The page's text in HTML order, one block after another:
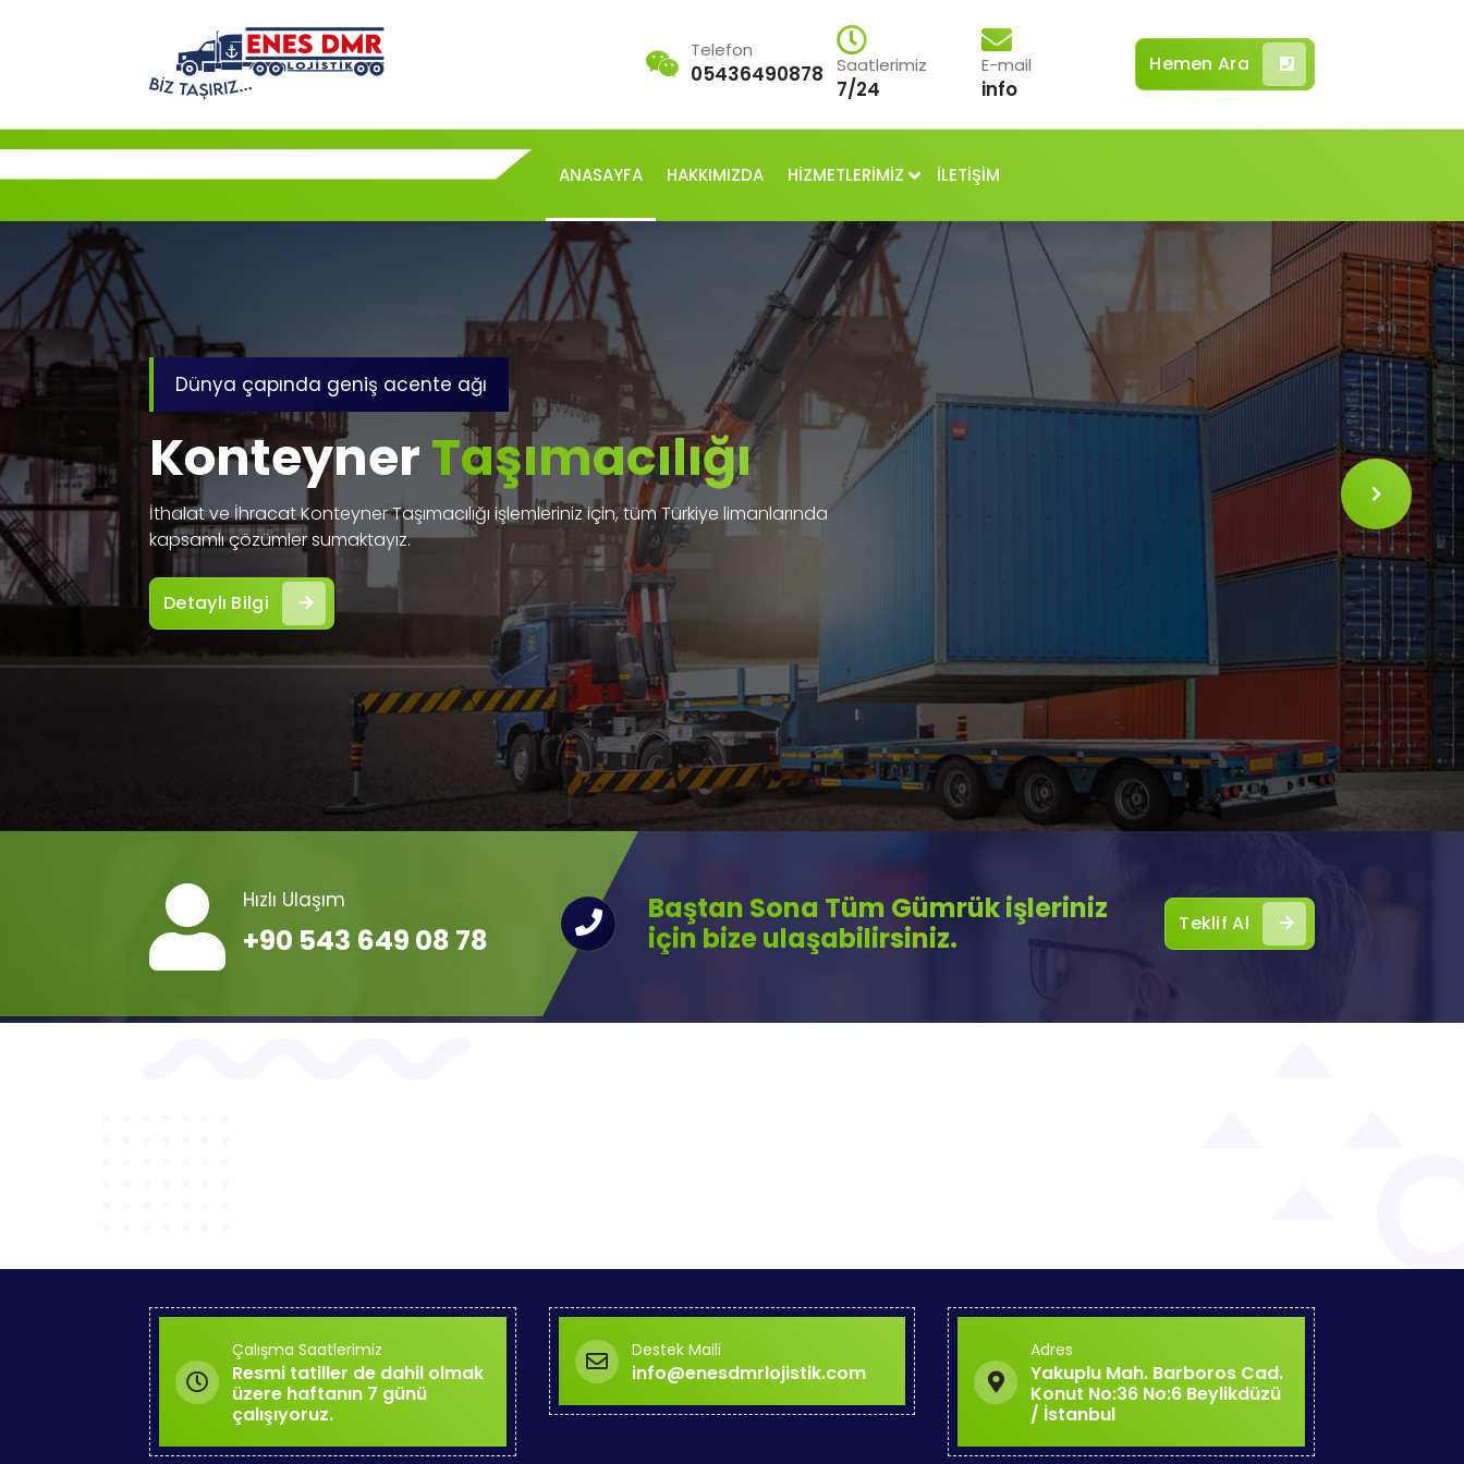
Telefon
05436490878 Saatlerimiz
7/24
E-mail
info
Hemen Ara
ANASAYFA HAKKIMIZDA HİZMETLERİMİZ İLETİŞİM
Dünya çapında geniş acente ağı
KonteynerTaşımacılığı
İthalat ve İhracat Konteyner Taşımacılığı işlemleriniz için, tüm Türkiye limanlarında
kapsamlı çözümler sumaktayız.
Detaylı Bilgi
Hızlı Ulaşım
+90 543 649 08 78
Baştan Sona Tüm Gümrük işleriniz
için bize ulaşabilirsiniz.
Teklif Al
Çalışma Saatlerimiz
Resmi tatiller de dahil olmak
üzere haftanın 7 günü
çalışıyoruz.
Destek Maili
info@enesdmrlojistik.com
Adres
Yakuplu Mah. Barboros Cad.
Konut No:36 No:6 Beylikdüzü
/ İstanbul